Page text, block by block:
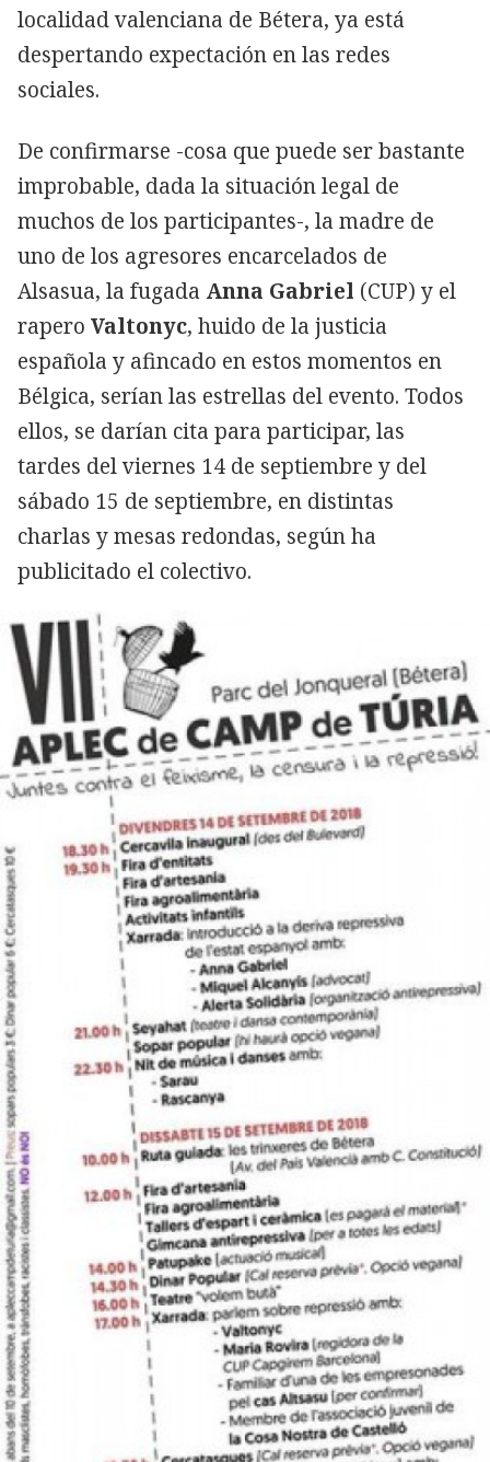
localidad valenciana de Bétera, ya está
despertando expectación en las redes
sociales.
De confirmarse -cosa que puede ser bastante
improbable, dada la situación legal de
muchos de los participantes-, la madre de
uno de los agresores encarcelados de
Alsasua, la fugada Anna Gabriel (CUP) y el
rapero Valtonyc, huido de la justicia
española y afincado en estos momentos en
Bélgica, serían las estrellas del evento. Todos
ellos, se darían cita para participar, las
tardes del viernes 14 de septiembre y del
sábado 15 de septiembre, en distintas
charlas y mesas redondas, según ha
publicitado el colectivo.